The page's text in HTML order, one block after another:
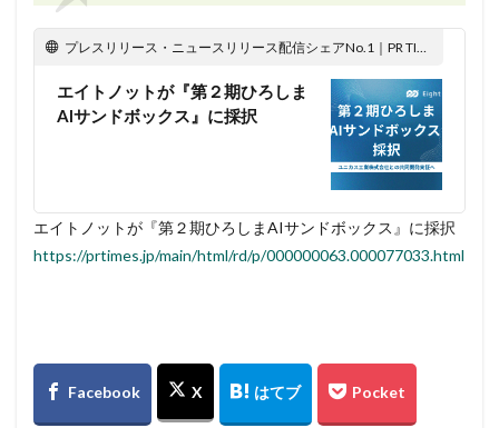
プレスリリース・ニュースリリース配信シェアNo.1｜PR TIMES
エイトノットが『第２期ひろしま
AIサンドボックス』に採択
エイトノットが『第２期ひろしまAIサンドボックス』に採択
https://prtimes.jp/main/html/rd/p/000000063.000077033.html